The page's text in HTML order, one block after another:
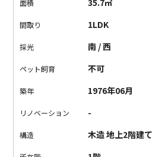
居住性の共存。
古き良き雰囲気を大事
面積 35.7㎡
間取り 1LDK
採光 南 / 西
ペット飼育 不可
築年 1976年06月
リノベーション -
構造 木造 地上2階建て